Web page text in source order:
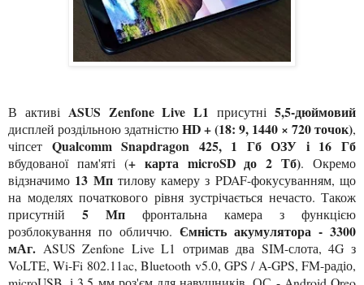
В активі ASUS Zenfone Live L1 присутні5,5-дюймовий
дисплей роздільною здатністюHD + (18: 9, 1440 × 720 точок),
чіпсет Qualcomm Snapdragon 425, 1 Гб ОЗУ і 16 Гб
вбудованої пам'яті (+ карта microSD до 2 Тб). Окремо
відзначимо 13 Мптилову камеру з PDAF-фокусуванням, що
на моделях початкового рівня зустрічається нечасто. Також
присутній 5 Мп фронтальна камера з функцією
розблокування по обличчю. Ємність акумулятора - 3300
мАг. ASUS Zenfone Live L1 отримав два SIM-слота, 4G з
VoLTE, Wi-Fi 802.11ac, Bluetooth v5.0, GPS / A-GPS, FM-радіо,